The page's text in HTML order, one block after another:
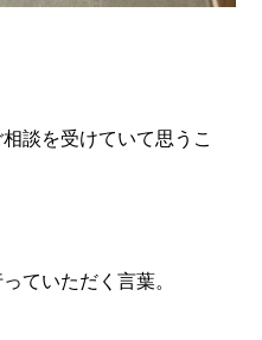
談を受けていて思うこ
ていただく言葉。